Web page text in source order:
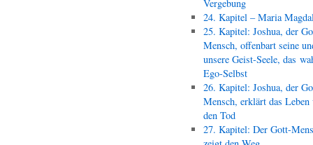
Vergebung
24. Kapitel – Maria
25. Kapitel: Joshua, der
Mensch, offenbart seine
unsere Geist-Seele, das
Ego-Selbst
26. Kapitel: Joshua, der
Mensch, erklärt das Leben
den Tod
27. Kapitel: Der Gott-